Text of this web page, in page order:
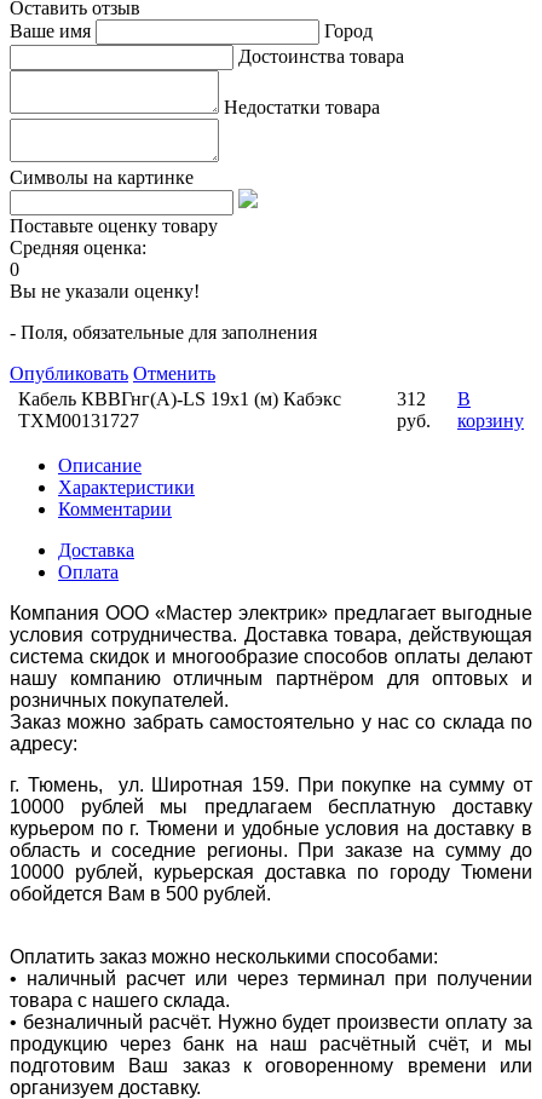
Оставить отзыв
Ваше имя
Город
Достоинства товара
Недостатки товара
Символы на картинке
Поставьте оценку товару
Средняя оценка:
0
Вы не указали оценку!
- Поля, обязательные для заполнения
Опубликовать Отменить
Кабель КВВГнг(А)-LS 19х1 (м) Кабэкс
ТХМ00131727
312
руб.
В
корзину
Описание
Характеристики
Комментарии
Доставка
Оплата
Компания ООО «Мастер электрик» предлагает выгодные
условия сотрудничества. Доставка товара, действующая
система скидок и многообразие способов оплаты делают
нашу компанию отличным партнёром для оптовых и
розничных покупателей.
Заказ можно забрать самостоятельно у нас со склада по
адресу:
г. Тюмень, ул. Широтная 159. При покупке на сумму от
10000 рублей мы предлагаем бесплатную доставку
курьером по г. Тюмени и удобные условия на доставку в
область и соседние регионы. При заказе на сумму до
10000 рублей, курьерская доставка по городу Тюмени
обойдется Вам в 500 рублей.
Оплатить заказ можно несколькими способами:
• наличный расчет или через терминал при получении
товара с нашего склада.
• безналичный расчёт. Нужно будет произвести оплату за
продукцию через банк на наш расчётный счёт, и мы
подготовим Ваш заказ к оговоренному времени или
организуем доставку.